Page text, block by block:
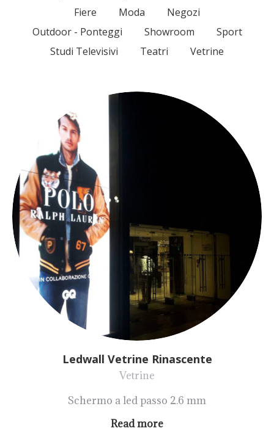
Fiere
Moda
Negozi
Outdoor - Ponteggi
Showroom
Sport
Studi Televisivi
Teatri Vetrine
Ledwall Vetrine Rinascente
Vetrine
Schermo a led passo 2.6 mm
Read more